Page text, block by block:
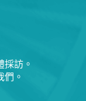
訪。
們。